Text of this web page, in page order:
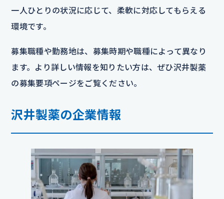
一人ひとりの状況に応じて、柔軟に対応してもらえる
環境です。
募集職種や勤務地は、募集時期や職種によって異なり
ます。より詳しい情報を知りたい方は、ぜひ沢井製薬
の募集要項ページをご覧ください。
沢井製薬の企業情報